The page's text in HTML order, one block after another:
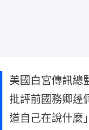
美國白宮傳訊總
批評前國務卿蓬
道自己在說什麼